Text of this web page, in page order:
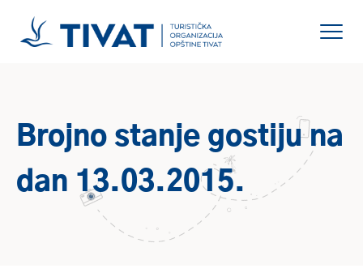
Brojno stanje gostiju na
dan 13.03.2015.